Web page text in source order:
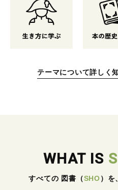
テーマについて詳しく
WHAT IS
すべての 図書 （SHO） を